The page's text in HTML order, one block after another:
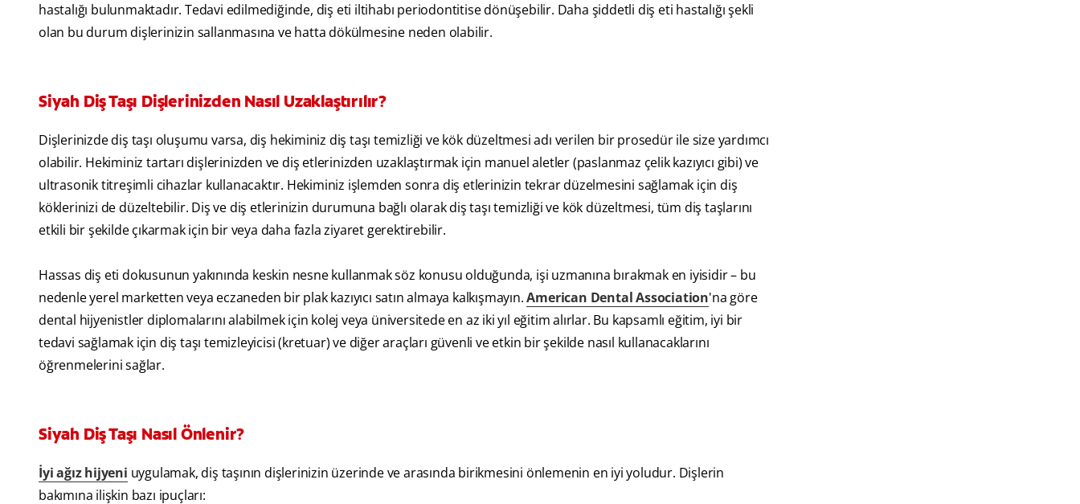
hastalığı bulunmaktadır. Tedavi edilmediğinde, diş eti iltihabı periodontitise dönüşebilir. Daha şiddetli diş eti hastalığı şekli
olan bu durum dişlerinizin sallanmasına ve hatta dökülmesine neden olabilir.
Siyah Diş Taşı Dişlerinizden Nasıl Uzaklaştırılır?
Dişlerinizde diş taşı oluşumu varsa, diş hekiminiz diş taşı temizliği ve kök düzeltmesi adı verilen bir prosedür ile size yardımcı
olabilir. Hekiminiz tartarı dişlerinizden ve diş etlerinizden uzaklaştırmak için manuel aletler (paslanmaz çelik kazıyıcı gibi) ve
ultrasonik titreşimli cihazlar kullanacaktır. Hekiminiz işlemden sonra diş etlerinizin tekrar düzelmesini sağlamak için diş
köklerinizi de düzeltebilir. Diş ve diş etlerinizin durumuna bağlı olarak diş taşı temizliği ve kök düzeltmesi, tüm diş taşlarını
etkili bir şekilde çıkarmak için bir veya daha fazla ziyaret gerektirebilir.
Hassas diş eti dokusunun yakınında keskin nesne kullanmak söz konusu olduğunda, işi uzmanına bırakmak en iyisidir – bu
nedenle yerel marketten veya eczaneden bir plak kazıyıcı satın almaya kalkışmayın.American Dental Association'na göre
dental hijyenistler diplomalarını alabilmek için kolej veya üniversitede en az iki yıl eğitim alırlar. Bu kapsamlı eğitim, iyi bir
tedavi sağlamak için diş taşı temizleyicisi (kretuar) ve diğer araçları güvenli ve etkin bir şekilde nasıl kullanacaklarını
öğrenmelerini sağlar.
Siyah Diş Taşı Nasıl Önlenir?
İyi ağız hijyeni uygulamak, diş taşının dişlerinizin üzerinde ve arasında birikmesini önlemenin en iyi yoludur. Dişlerin
bakımına ilişkin bazı ipuçları: